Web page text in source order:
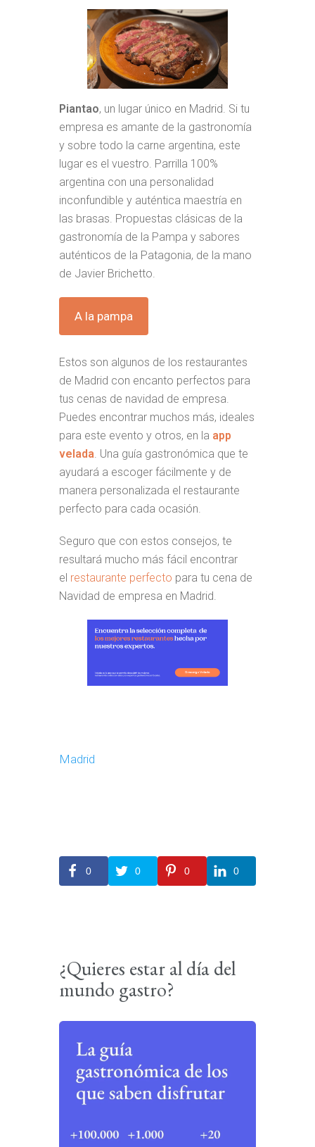
Piantao, un lugar único en Madrid. Si tu
empresa es amante de la gastronomía
y sobre todo la carne argentina, este
lugar es el vuestro. Parrilla 100%
argentina con una personalidad
inconfundible y auténtica maestría en
las brasas. Propuestas clásicas de la
gastronomía de la Pampa y sabores
auténticos de la Patagonia, de la mano
de Javier Brichetto.
A la pampa
Estos son algunos de los restaurantes
de Madrid con encanto perfectos para
tus cenas de navidad de empresa.
Puedes encontrar muchos más, ideales
para este evento y otros, en la app
velada. Una guía gastronómica que te
ayudará a escoger fácilmente y de
manera personalizada el restaurante
perfecto para cada ocasión.
Seguro que con estos consejos, te
resultará mucho más fácil encontrar
el restaurante perfecto para tu cena de
Navidad de empresa en Madrid.
Madrid
0 0 0 0
¿Quieres estar al día del
mundo gastro?